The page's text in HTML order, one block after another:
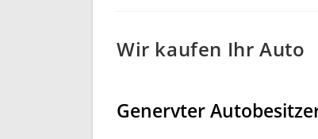
Wir kaufen Ihr Auto
Genervter